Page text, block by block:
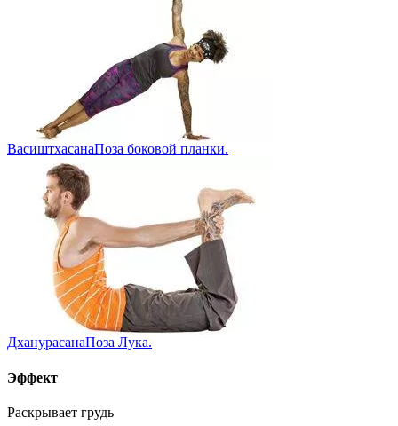
ВасиштхасанаПоза боковой планки.
ДханурасанаПоза Лука.
Эффект
Раскрывает грудь